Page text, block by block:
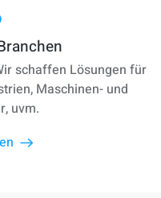
schaffen Lösungen für
Maschinen- und
uvm.